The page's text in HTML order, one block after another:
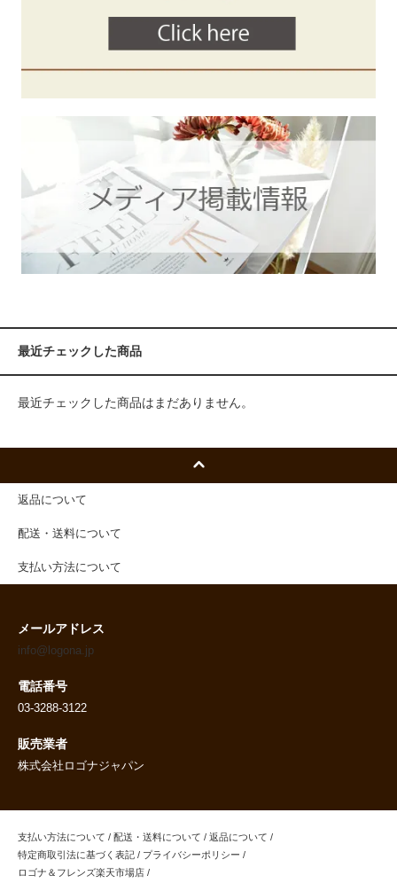
最近チェックした商品
最近チェックした商品はまだありません。
返品について
配送・送料について
支払い方法について
メールアドレス
info@logona.jp
電話番号
03-3288-3122
販売業者
株式会社ロゴナジャパン
支払い方法について / 配送・送料について / 返品について /
特定商取引法に基づく表記 / プライバシーポリシー /
ロゴナ＆フレンズ楽天市場店 /